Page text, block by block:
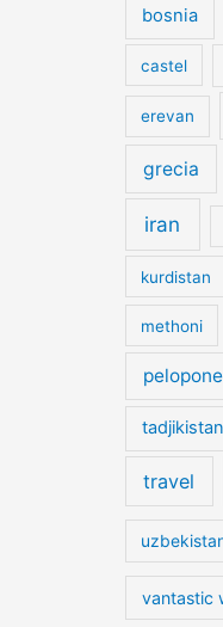
bosnia
castel
erevan
grecia
iran
kurdistan
methoni
tadjikistan
travel
vantastic